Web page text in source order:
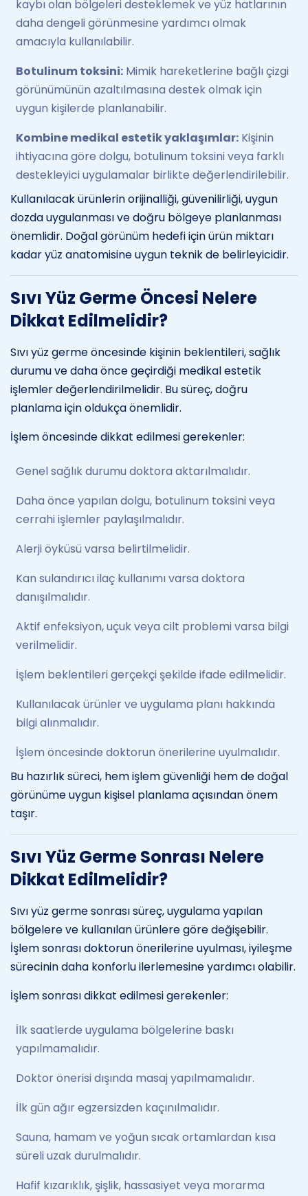
kaybı olan bölgeleri desteklemek ve yüz hatlarının
daha dengeli görünmesine yardımcı olmak
amacıyla kullanılabilir.
Botulinum toksini: Mimik hareketlerine bağlı çizgi
görünümünün azaltılmasına destek olmak için
uygun kişilerde planlanabilir.
Kombine medikal estetik yaklaşımlar: Kişinin
ihtiyacına göre dolgu, botulinum toksini veya farklı
destekleyici uygulamalar birlikte değerlendirilebilir.
Kullanılacak ürünlerin orijinalliği, güvenilirliği, uygun
dozda uygulanması ve doğru bölgeye planlanması
önemlidir. Doğal görünüm hedefi için ürün miktarı
kadar yüz anatomisine uygun teknik de belirleyicidir.
Sıvı Yüz Germe Öncesi Nelere
Dikkat Edilmelidir?
Sıvı yüz germe öncesinde kişinin beklentileri, sağlık
durumu ve daha önce geçirdiği medikal estetik
işlemler değerlendirilmelidir. Bu süreç, doğru
planlama için oldukça önemlidir.
İşlem öncesinde dikkat edilmesi gerekenler:
Genel sağlık durumu doktora aktarılmalıdır.
Daha önce yapılan dolgu, botulinum toksini veya
cerrahi işlemler paylaşılmalıdır.
Alerji öyküsü varsa belirtilmelidir.
Kan sulandırıcı ilaç kullanımı varsa doktora
danışılmalıdır.
Aktif enfeksiyon, uçuk veya cilt problemi varsa bilgi
verilmelidir.
İşlem beklentileri gerçekçi şekilde ifade edilmelidir.
Kullanılacak ürünler ve uygulama planı hakkında
bilgi alınmalıdır.
İşlem öncesinde doktorun önerilerine uyulmalıdır.
Bu hazırlık süreci, hem işlem güvenliği hem de doğal
görünüme uygun kişisel planlama açısından önem
taşır.
Sıvı Yüz Germe Sonrası Nelere
Dikkat Edilmelidir?
Sıvı yüz germe sonrası süreç, uygulama yapılan
bölgelere ve kullanılan ürünlere göre değişebilir.
İşlem sonrası doktorun önerilerine uyulması, iyileşme
sürecinin daha konforlu ilerlemesine yardımcı olabilir.
İşlem sonrası dikkat edilmesi gerekenler:
İlk saatlerde uygulama bölgelerine baskı
yapılmamalıdır.
Doktor önerisi dışında masaj yapılmamalıdır.
İlk gün ağır egzersizden kaçınılmalıdır.
Sauna, hamam ve yoğun sıcak ortamlardan kısa
süreli uzak durulmalıdır.
Hafif kızarıklık, şişlik, hassasiyet veya morarma